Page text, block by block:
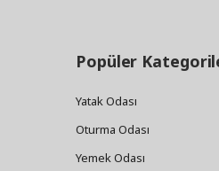
Popüler
Yatak Odası
Oturma Odası
Yemek Odası